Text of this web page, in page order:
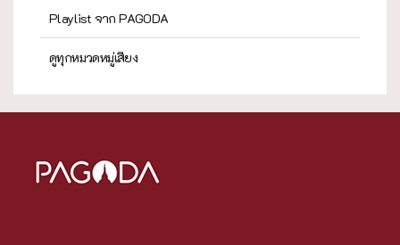
Playlist จาก PAGODA
ดูทุกหมวดหมู่เสียง